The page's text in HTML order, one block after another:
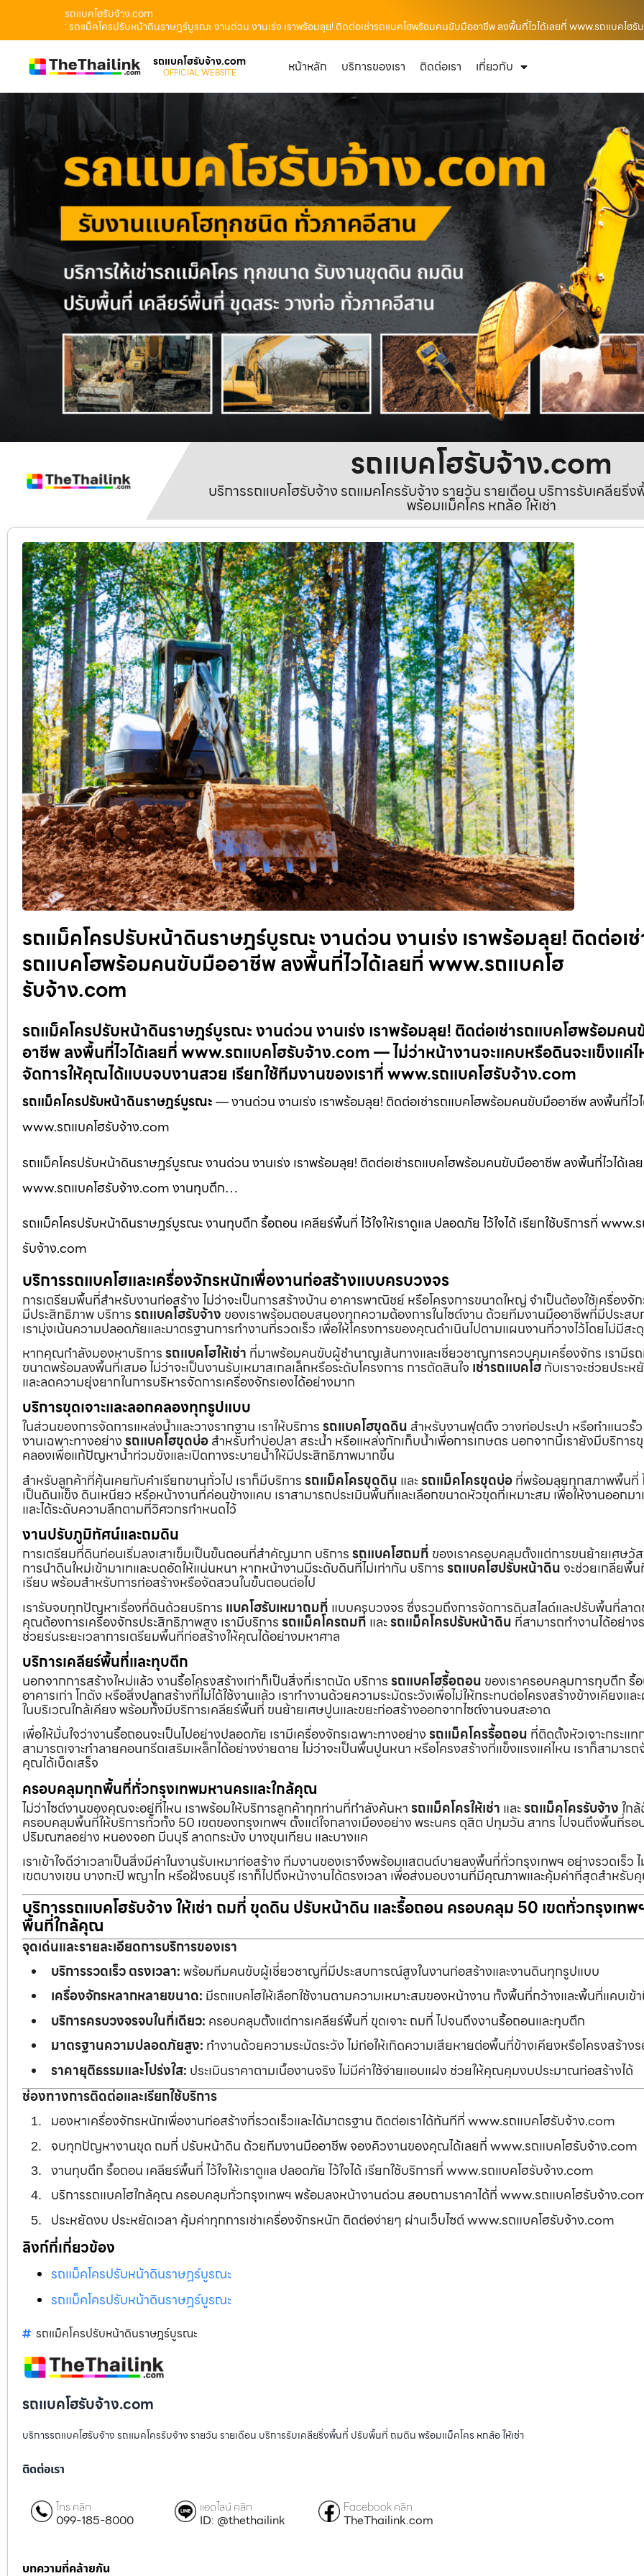
รถแบคโฮรับจ้าง.com
: รถแม็คโครปรับหน้าดินราษฎร์บูรณะ งานด่วน งานเร่ง เราพร้อมลุย! ติดต่อเช่ารถแบคโฮพร้อมคนขับมืออาชีพ ลงพื้นที่ไวได้เลยที่ www.รถแบคโฮรั
รถแบคโฮรับจ้าง.com
OFFICIAL WEBSITE หน้าหลัก บริการของเรา ติดต่อเรา เกี่ยวกับ
รถแบคโฮรับจ้าง.com
บริการรถแบคโฮรับจ้าง รถแมคโครรับจ้าง รายวัน รายเดือน บริการรับเคลีย
พร้อมแม็คโคร หกล้อ ให้เช่า
รถแม็คโครปรับหน้าดินราษฎร์บูรณะ งานด่วน งานเร่ง เราพร้อมลุย! ติดต่อเ
รถแบคโฮพร้อมคนขับมืออาชีพ ลงพื้นที่ไวได้เลยที่ www.รถแบคโฮ
รับจ้าง.com
รถแม็คโครปรับหน้าดินราษฎร์บูรณะ งานด่วน งานเร่ง เราพร้อมลุย! ติดต่อเช่ารถแบคโฮพร้อมค
อาชีพ ลงพื้นที่ไวได้เลยที่ www.รถแบคโฮรับจ้าง.com — ไม่ว่าหน้างานจะแคบหรือดินจะแข็งแค่ไ
จัดการให้คุณได้แบบจบงานสวย เรียกใช้ทีมงานของเราที่ www.รถแบคโฮรับจ้าง.com
รถแม็คโครปรับหน้าดินราษฎร์บูรณะ— งานด่วน งานเร่ง เราพร้อมลุย! ติดต่อเช่ารถแบคโฮพร้อมคนขับมืออาชีพ ลงพื้นที่ไว
www.รถแบคโฮรับจ้าง.com
รถแม็คโครปรับหน้าดินราษฎร์บูรณะ งานด่วน งานเร่ง เราพร้อมลุย! ติดต่อเช่ารถแบคโฮพร้อมคนขับมืออาชีพ ลงพื้นที่ไวได้เล
www.รถแบคโฮรับจ้าง.com งานทุบตึก…
รถแม็คโครปรับหน้าดินราษฎร์บูรณะ งานทุบตึก รื้อถอน เคลียร์พื้นที่ ไว้ใจให้เราดูแล ปลอดภัย ไว้ใจได้ เรียกใช้บริการที่ www.
รับจ้าง.com
บริการรถแบคโฮและเครื่องจักรหนักเพื่องานก่อสร้างแบบครบวงจร
การเตรียมพื้นที่สำหรับงานก่อสร้าง ไม่ว่าจะเป็นการสร้างบ้าน อาคารพาณิชย์ หรือโครงการขนาดใหญ่ จำเป็นต้องใช้เครื่อง
มีประสิทธิภาพ บริการรถแบคโฮรับจ้าง ของเราพร้อมตอบสนองทุกความต้องการในไซต์งาน ด้วยทีมงานมืออาชีพที่มีประส
เรามุ่งเน้นความปลอดภัยและมาตรฐานการทำงานที่รวดเร็ว เพื่อให้โครงการของคุณดำเนินไปตามแผนงานที่วางไว้โดยไม่มีสะ
หากคุณกำลังมองหาบริการรถแบคโฮให้เช่า ที่มาพร้อมคนขับผู้ชำนาญเส้นทางและเชี่ยวชาญการควบคุมเครื่องจักร เรามีร
ขนาดพร้อมลงพื้นที่เสมอ ไม่ว่าจะเป็นงานรับเหมาสเกลเล็กหรือระดับโครงการ การตัดสินใจ เช่ารถแบคโฮกับเราจะช่วยประ
และลดความยุ่งยากในการบริหารจัดการเครื่องจักรเองได้อย่างมาก
บริการขุดเจาะและลอกคลองทุกรูปแบบ
ในส่วนของการจัดการแหล่งน้ำและวางรากฐาน เราให้บริการรถแบคโฮขุดดิน สำหรับงานฟุตติ้ง วางท่อประปา หรือทำแนวรั้
งานเฉพาะทางอย่างรถแบคโฮขุดบ่อสำหรับทำบ่อปลา สระน้ำ หรือแหล่งกักเก็บน้ำเพื่อการเกษตร นอกจากนี้เรายังมีบริการ
คลองเพื่อแก้ปัญหาน้ำท่วมขังและเปิดทางระบายน้ำให้มีประสิทธิภาพมากขึ้น
สำหรับลูกค้าที่คุ้นเคยกับคำเรียกขานทั่วไป เราก็มีบริการรถแม็คโครขุดดิน และรถแม็คโครขุดบ่อที่พร้อมลุยทุกสภาพพื้นที่
เป็นดินแข็ง ดินเหนียว หรือหน้างานที่ค่อนข้างแคบ เราสามารถประเมินพื้นที่และเลือกขนาดหัวขุดที่เหมาะสม เพื่อให้งานออกม
และได้ระดับความลึกตามที่วิศวกรกำหนดไว้
งานปรับภูมิทัศน์และถมดิน
การเตรียมที่ดินก่อนเริ่มลงเสาเข็มเป็นขั้นตอนที่สำคัญมาก บริการรถแบคโฮถมที่ ของเราครอบคลุมตั้งแต่การขนย้ายเศษวั
การนำดินใหม่เข้ามาเทและบดอัดให้แน่นหนา หากหน้างานมีระดับดินที่ไม่เท่ากัน บริการรถแบคโฮปรับหน้าดินจะช่วยเกลี่ยพื้น
เรียบ พร้อมสำหรับการก่อสร้างหรือจัดสวนในขั้นตอนต่อไป
เรารับจบทุกปัญหาเรื่องที่ดินด้วยบริการ แบคโฮรับเหมาถมที่ แบบครบวงจร ซึ่งรวมถึงการจัดการดินสไลด์และปรับพื้นที่ลา
คุณต้องการเครื่องจักรประสิทธิภาพสูง เรามีบริการรถแม็คโครถมที่ และรถแม็คโครปรับหน้าดิน ที่สามารถทำงานได้อย่าง
ช่วยร่นระยะเวลาการเตรียมพื้นที่ก่อสร้างให้คุณได้อย่างมหาศาล
บริการเคลียร์พื้นที่และทุบตึก
นอกจากการสร้างใหม่แล้ว งานรื้อโครงสร้างเก่าก็เป็นสิ่งที่เราถนัด บริการรถแบคโฮรื้อถอน ของเราครอบคลุมการทุบตึก รื้
อาคารเก่า โกดัง หรือสิ่งปลูกสร้างที่ไม่ได้ใช้งานแล้ว เราทำงานด้วยความระมัดระวังเพื่อไม่ให้กระทบต่อโครงสร้างข้างเคียงแ
ในบริเวณใกล้เคียง พร้อมทั้งมีบริการเคลียร์พื้นที่ ขนย้ายเศษปูนและขยะก่อสร้างออกจากไซต์งานจนสะอาด
เพื่อให้มั่นใจว่างานรื้อถอนจะเป็นไปอย่างปลอดภัย เรามีเครื่องจักรเฉพาะทางอย่างรถแม็คโครรื้อถอน ที่ติดตั้งหัวเจาะกระแ
สามารถเจาะทำลายคอนกรีตเสริมเหล็กได้อย่างง่ายดาย ไม่ว่าจะเป็นพื้นปูนหนา หรือโครงสร้างที่แข็งแรงแค่ไหน เราก็สามารถ
คุณได้เบ็ดเสร็จ
ครอบคลุมทุกพื้นที่ทั่วกรุงเทพมหานครและใกล้คุณ
ไม่ว่าไซต์งานของคุณจะอยู่ที่ไหน เราพร้อมให้บริการลูกค้าทุกท่านที่กำลังค้นหารถแม็คโครให้เช่า และรถแม็คโครรับจ้างใก
ครอบคลุมพื้นที่ให้บริการทั่วทั้ง 50 เขตของกรุงเทพฯ ตั้งแต่ใจกลางเมืองอย่าง พระนคร ดุสิต ปทุมวัน สาทร ไปจนถึงพื้นที่รอ
ปริมณฑลอย่าง หนองจอก มีนบุรี ลาดกระบัง บางขุนเทียน และบางแค
เราเข้าใจดีว่าเวลาเป็นสิ่งมีค่าในงานรับเหมาก่อสร้าง ทีมงานของเราจึงพร้อมแสตนด์บายลงพื้นที่ทั่วกรุงเทพฯ อย่างรวดเร็ว ไ
เขตบางเขน บางกะปิ พญาไท หรือฝั่งธนบุรี เราก็ไปถึงหน้างานได้ตรงเวลา เพื่อส่งมอบงานที่มีคุณภาพและคุ้มค่าที่สุดสำหรับ
บริการรถแบคโฮรับจ้าง ให้เช่า ถมที่ ขุดดิน ปรับหน้าดิน และรื้อถอน ครอบคลุม 50 เขตทั่วกรุงเทพ
พื้นที่ใกล้คุณ
จุดเด่นและรายละเอียดการบริการของเรา
บริการรวดเร็ว ตรงเวลา:พร้อมทีมคนขับผู้เชี่ยวชาญที่มีประสบการณ์สูงในงานก่อสร้างและงานดินทุกรูปแบบ
เครื่องจักรหลากหลายขนาด: มีรถแบคโฮให้เลือกใช้งานตามความเหมาะสมของหน้างาน ทั้งพื้นที่กว้างและพื้นที่แคบเข้
บริการครบวงจรจบในที่เดียว: ครอบคลุมตั้งแต่การเคลียร์พื้นที่ ขุดเจาะ ถมที่ ไปจนถึงงานรื้อถอนและทุบตึก
มาตรฐานความปลอดภัยสูง: ทำงานด้วยความระมัดระวัง ไม่ก่อให้เกิดความเสียหายต่อพื้นที่ข้างเคียงหรือโครงสร้าง
ราคายุติธรรมและโปร่งใส: ประเมินราคาตามเนื้องานจริง ไม่มีค่าใช้จ่ายแอบแฝง ช่วยให้คุณคุมงบประมาณก่อสร้างได้
ช่องทางการติดต่อและเรียกใช้บริการ
มองหาเครื่องจักรหนักเพื่องานก่อสร้างที่รวดเร็วและได้มาตรฐาน ติดต่อเราได้ทันทีที่ www.รถแบคโฮรับจ้าง.com
จบทุกปัญหางานขุด ถมที่ ปรับหน้าดิน ด้วยทีมงานมืออาชีพ จองคิวงานของคุณได้เลยที่ www.รถแบคโฮรับจ้าง.com
งานทุบตึก รื้อถอน เคลียร์พื้นที่ ไว้ใจให้เราดูแล ปลอดภัย ไว้ใจได้ เรียกใช้บริการที่ www.รถแบคโฮรับจ้าง.com
บริการรถแบคโฮใกล้คุณ ครอบคลุมทั่วกรุงเทพฯ พร้อมลงหน้างานด่วน สอบถามราคาได้ที่ www.รถแบคโฮรับจ้าง
ประหยัดงบ ประหยัดเวลา คุ้มค่าทุกการเช่าเครื่องจักรหนัก ติดต่อง่ายๆ ผ่านเว็บไซต์ www.รถแบคโฮรับจ้าง.com
ลิงก์ที่เกี่ยวข้อง
รถแม็คโครปรับหน้าดินราษฎร์บูรณะ
รถแม็คโครปรับหน้าดินราษฎร์บูรณะ
รถแม็คโครปรับหน้าดินราษฎร์บูรณะ
รถแบคโฮรับจ้าง.com
บริการรถแบคโฮรับจ้าง รถแมคโครรับจ้าง รายวัน รายเดือน บริการรับเคลียริ่งพื้นที่ ปรับพื้นที่ ถมดิน พร้อมแม็คโคร หกล้อ ให้เช่า
ติดต่อเรา
โทร คลิก
099-185-8000
แอดไลน์ คลิก
ID: @thethailink
Facebook คลิก
TheThailink.com
บทความที่คล้ายกัน